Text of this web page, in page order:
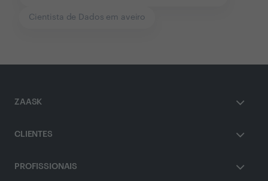
Cientista de Dados em aveiro
ZAASK
CLIENTES
PROFISSIONAIS